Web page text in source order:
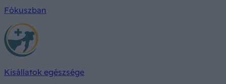
Fókuszban
Kisállatok egészsége